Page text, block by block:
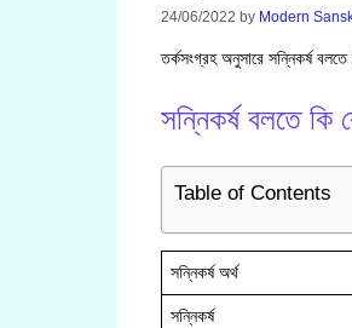
24/06/2022 by Modern
তর্কসংগ্রহ অনুসারে সন্নিকর্ষ
সন্নিকর্ষ বলতে কি
Table of Contents
সন্নিকর্ষ অর্থ
সন্নিকর্ষ